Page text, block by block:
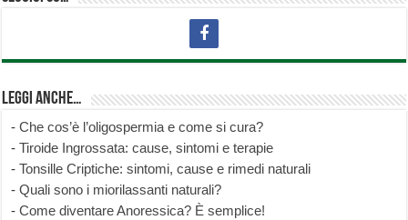
Leggi anche…
-Che cos’è l’oligospermia e come si cura?
-Tiroide Ingrossata: cause, sintomi e terapie
-Tonsille Criptiche: sintomi, cause e rimedi naturali
-Quali sono i miorilassanti naturali?
-Come diventare Anoressica? È semplice!